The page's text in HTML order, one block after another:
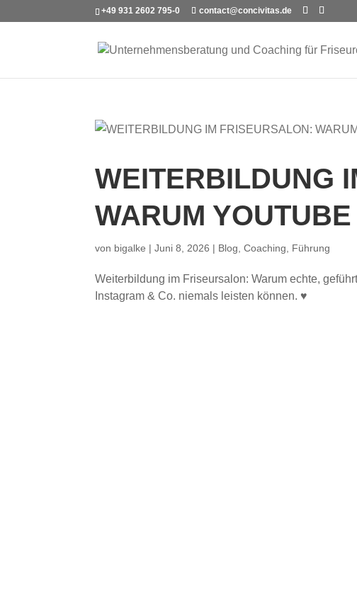
+49 931 2602 795-0 contact@concivitas.de
WEITERBILDUNG
WARUM
von bigalke |Juni 8, 2026 | Blog ,Coaching Führung
Weiterbildung im Friseursalon: Warum echte,
Instagram & Co. niemals leisten können. ♥